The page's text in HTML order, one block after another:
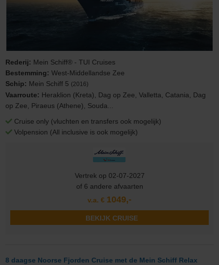
Rederij: Mein Schiff® - TUI Cruises
Bestemming:West-Middellandse Zee
Schip: Mein Schiff 5 (2016)
Vaarroute: Heraklion (Kreta), Dag op Zee, Valletta, Catania, Dag
op Zee, Piraeus (Athene), Souda...
Cruise only (vluchten en transfers ook mogelijk)
Volpension (All inclusive is ook mogelijk)
Vertrek op 02-07-2027
of 6 andere afvaarten
v.a. € 1049,-
BEKIJK CRUISE
8 daagse Noorse Fjorden Cruise met de Mein Schiff Relax